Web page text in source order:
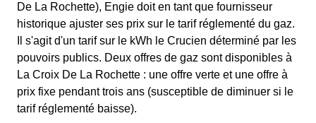
De La Rochette), Engie doit en tant que fournisseur
historique ajuster ses prix sur le tarif réglementé du gaz.
Il s'agit d'un tarif sur le kWh le Crucien déterminé par les
pouvoirs publics. Deux offres de gaz sont disponibles à
La Croix De La Rochette : une offre verte et une offre à
prix fixe pendant trois ans (susceptible de diminuer si le
tarif réglementé baisse).